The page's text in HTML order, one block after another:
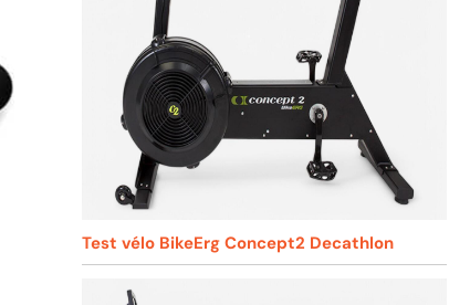
Test vélo BikeErg Concept2 Decathlon